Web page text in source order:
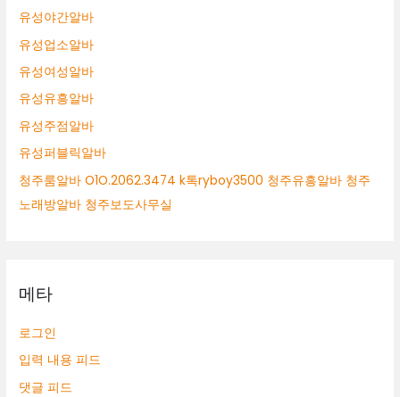
유성야간알바
유성업소알바
유성여성알바
유성유흥알바
유성주점알바
유성퍼블릭알바
청주룸알바 O1O.2062.3474 k톡ryboy3500 청주유흥알바 청주
노래방알바 청주보도사무실
메타
로그인
입력 내용 피드
댓글 피드